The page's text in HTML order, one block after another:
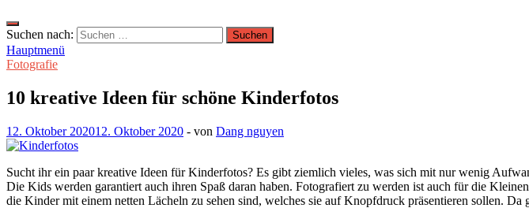
Suchen nach:
Hauptmenü
Fotografie
10 kreative Ideen für schöne Kinderfotos
12. Oktober 202012. Oktober 2020 - von Dang nguyen
Sucht ihr ein paar kreative Ideen für Kinderfotos? Es gibt ziemlich vieles, was sich mit nur wenig
Die Kids werden garantiert auch ihren Spaß daran haben. Fotografiert zu werden ist auch für die
die Kinder mit einem netten Lächeln zu sehen sind, welches sie auf Knopfdruck präsentieren sollen. Da